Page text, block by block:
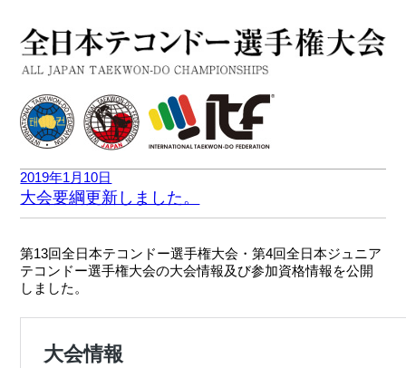
2019年1月10日
大会要綱更新しました。
第13回全日本テコンドー選手権大会・第4回全日本ジュニア
テコンドー選手権大会の大会情報及び参加資格情報を公開
しました。